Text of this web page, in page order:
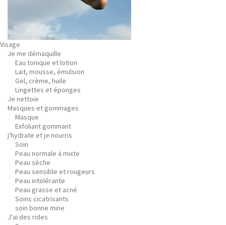
Visage
Je me démaquille
Eau tonique et lotion
Lait, mousse, émulsion
Gel, crème, huile
Lingettes et éponges
Je nettoie
Masques et gommages
Masque
Exfoliant gommant
j'hydrate et je nourris
Soin
Peau normale à mixte
Peau sèche
Peau sensible et rougeurs
Peau intolérante
Peau grasse et acné
Soins cicatrisants
soin bonne mine
J'ai des rides